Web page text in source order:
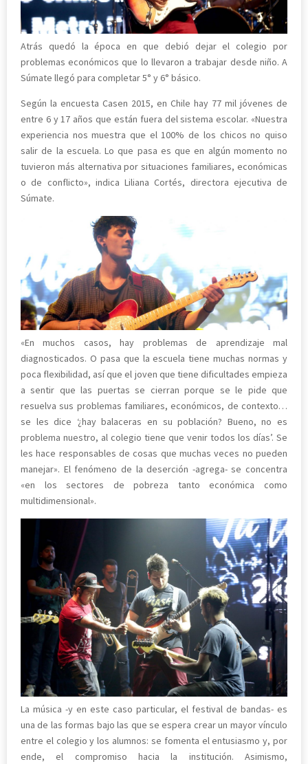
Atrás quedó la época en que debió dejar el colegio por
problemas económicos que lo llevaron a trabajar desde niño. A
Súmate llegó para completar 5° y 6° básico.
Según la encuesta Casen 2015, en Chile hay 77 mil jóvenes de
entre 6 y 17 años que están fuera del sistema escolar. «Nuestra
experiencia nos muestra que el 100% de los chicos no quiso
salir de la escuela. Lo que pasa es que en algún momento no
tuvieron más alternativa por situaciones familiares, económicas
o de conflicto», indica Liliana Cortés, directora ejecutiva de
Súmate.
«En muchos casos, hay problemas de aprendizaje mal
diagnosticados. O pasa que la escuela tiene muchas normas y
poca flexibilidad, así que el joven que tiene dificultades empieza
a sentir que las puertas se cierran porque se le pide que
resuelva sus problemas familiares, económicos, de contexto…
se les dice ‘¿hay balaceras en su población? Bueno, no es
problema nuestro, al colegio tiene que venir todos los días’. Se
les hace responsables de cosas que muchas veces no pueden
manejar». El fenómeno de la deserción -agrega- se concentra
«en los sectores de pobreza tanto económica como
multidimensional».
La música -y en este caso particular, el festival de bandas- es
una de las formas bajo las que se espera crear un mayor vínculo
entre el colegio y los alumnos: se fomenta el entusiasmo y, por
ende, el compromiso hacia la institución. Asimismo,